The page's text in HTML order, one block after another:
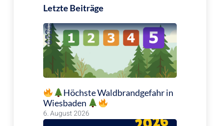
Letzte Beiträge
Höchste Waldbrandgefahr in
Wiesbaden
6. August 2026